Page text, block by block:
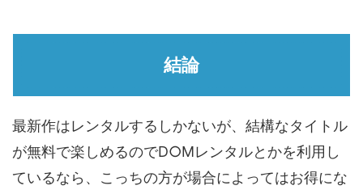
結論
最新作はレンタルするしかないが、結構なタイトル
が無料で楽しめるのでD○Mレンタルとかを利用し
ているなら、こっちの方が場合によってはお得にな